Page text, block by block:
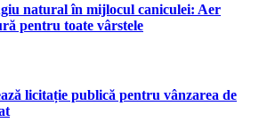
natural în mijlocul caniculei: Aer
pentru toate vârstele
licitație publică pentru vânzarea de